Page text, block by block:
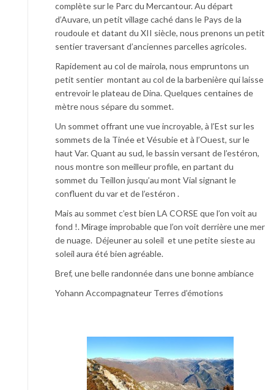
complète sur le Parc du Mercantour. Au départ
d’Auvare, un petit village caché dans le Pays de la
roudoule et datant du XII siècle, nous prenons un petit
sentier traversant d’anciennes parcelles agricoles.
Rapidement au col de mairola, nous empruntons un
petit sentier montant au col de la barbenière qui laisse
entrevoir le plateau de Dina. Quelques centaines de
mètre nous sépare du sommet.
Un sommet offrant une vue incroyable, à l’Est sur les
sommets de la Tinée et Vésubie et à l’Ouest, sur le
haut Var. Quant au sud, le bassin versant de l’estéron,
nous montre son meilleur profile, en partant du
sommet du Teillon jusqu’au mont Vial signant le
confluent du var et de l’estéron .
Mais au sommet c’est bien LA CORSE que l’on voit au
fond !. Mirage improbable que l’on voit derrière une mer
de nuage. Déjeuner au soleil et une petite sieste au
soleil aura été bien agréable.
Bref, une belle randonnée dans une bonne ambiance
Yohann Accompagnateur Terres d’émotions